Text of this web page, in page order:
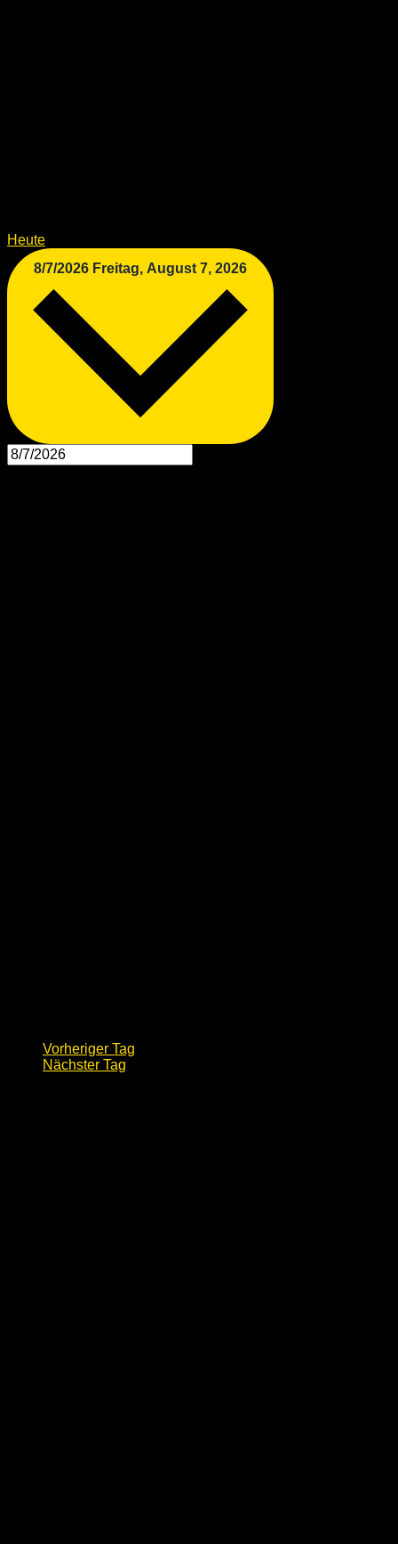
Heute
8/7/2026 Freitag, August 7, 2026
Vorheriger Tag
Nächster Tag